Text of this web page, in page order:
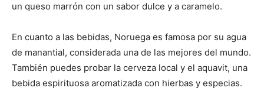
un queso marrón con un sabor dulce y a caramelo.
En cuanto a las bebidas, Noruega es famosa por su agua
de manantial, considerada una de las mejores del mundo.
También puedes probar la cerveza local y el aquavit, una
bebida espirituosa aromatizada con hierbas y especias.